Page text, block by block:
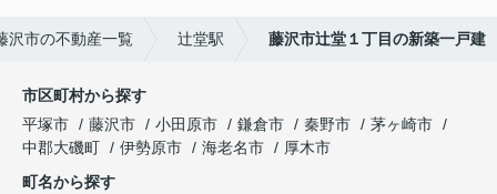
沢市の不動産一覧 辻堂駅 藤沢市辻堂１丁目の新築一戸建
市区町村から探す
平塚市
藤沢市 小田原市 鎌倉市 秦野市
茅ヶ崎市
中郡大磯町
伊勢原市 海老名市
厚木市
町名から探す